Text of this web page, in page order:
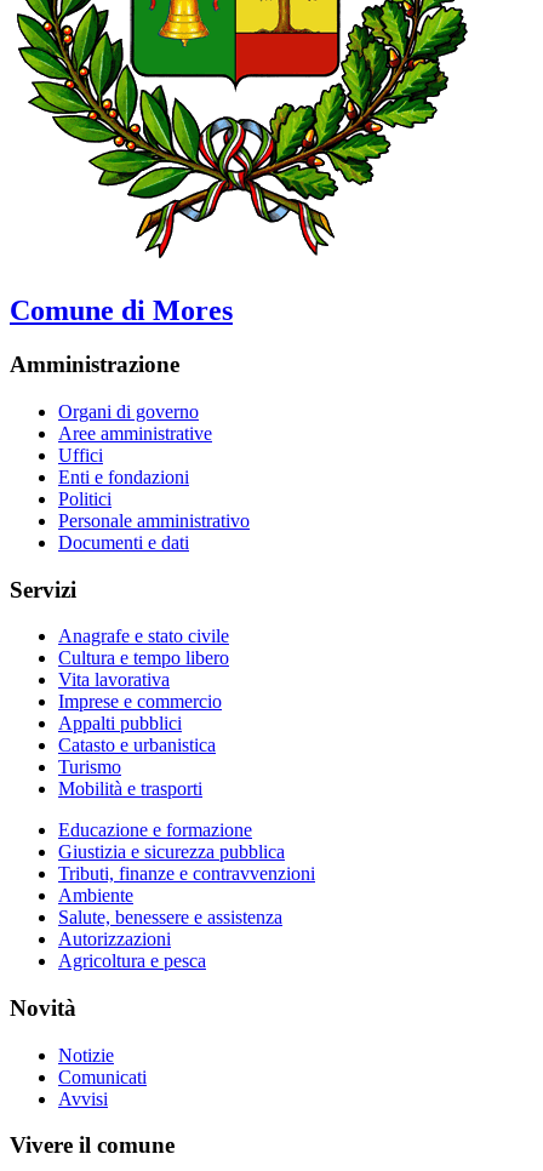
Comune di Mores
Amministrazione
Organi di governo
Aree amministrative
Uffici
Enti e fondazioni
Politici
Personale amministrativo
Documenti e dati
Servizi
Anagrafe e stato civile
Cultura e tempo libero
Vita lavorativa
Imprese e commercio
Appalti pubblici
Catasto e urbanistica
Turismo
Mobilità e trasporti
Educazione e formazione
Giustizia e sicurezza pubblica
Tributi, finanze e contravvenzioni
Ambiente
Salute, benessere e assistenza
Autorizzazioni
Agricoltura e pesca
Novità
Notizie
Comunicati
Avvisi
Vivere il comune